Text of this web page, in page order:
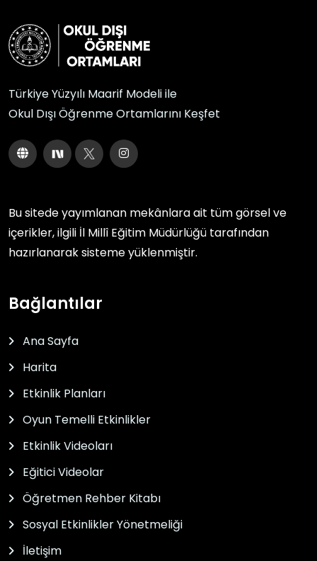
Türkiye Yüzyılı Maarif Modeli ile
Okul Dışı Öğrenme Ortamlarını Keşfet
Bu sitede yayımlanan mekânlara ait tüm görsel ve
içerikler, ilgili İl Millî Eğitim Müdürlüğü tarafından
hazırlanarak sisteme yüklenmiştir.
Bağlantılar
Ana Sayfa
Harita
Etkinlik Planları
Oyun Temelli Etkinlikler
Etkinlik Videoları
Eğitici Videolar
Öğretmen Rehber Kitabı
Sosyal Etkinlikler Yönetmeliği
İletişim